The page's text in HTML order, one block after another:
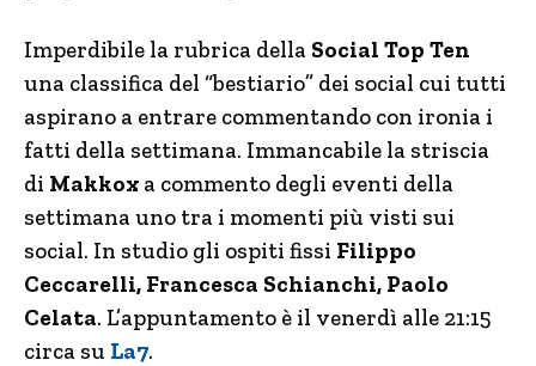
Imperdibile la rubrica della Social Top Ten
una classifica del “bestiario” dei social cui tutti
aspirano a entrare commentando con ironia i
fatti della settimana. Immancabile la striscia
di Makkox a commento degli eventi della
settimana uno tra i momenti più visti sui
social. In studio gli ospiti fissi Filippo
Ceccarelli, Francesca Schianchi, Paolo
Celata. L’appuntamento è il venerdì alle 21:15
circa su La7.